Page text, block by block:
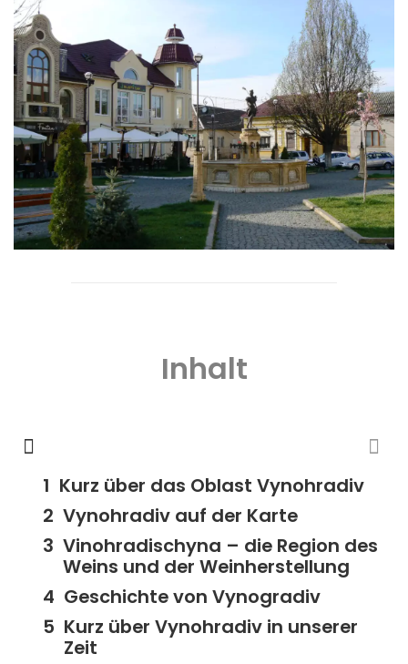
Inhalt
Kurz über das Oblast Vynohradiv
Vynohradiv auf der Karte
Vinohradischyna – die Region des
Weins und der Weinherstellung
Geschichte von Vynogradiv
Kurz über Vynohradiv in unserer
Zeit